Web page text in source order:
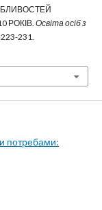
РОКІВ. Освіта осіб з
231.
потребами: